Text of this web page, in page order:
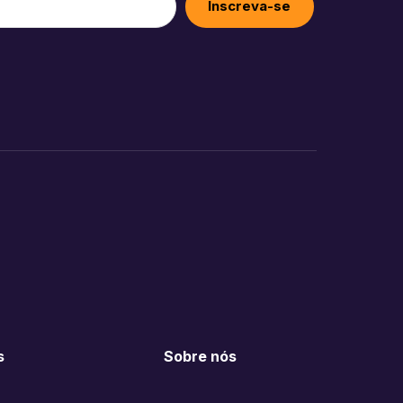
Inscreva-se
Sobre nós